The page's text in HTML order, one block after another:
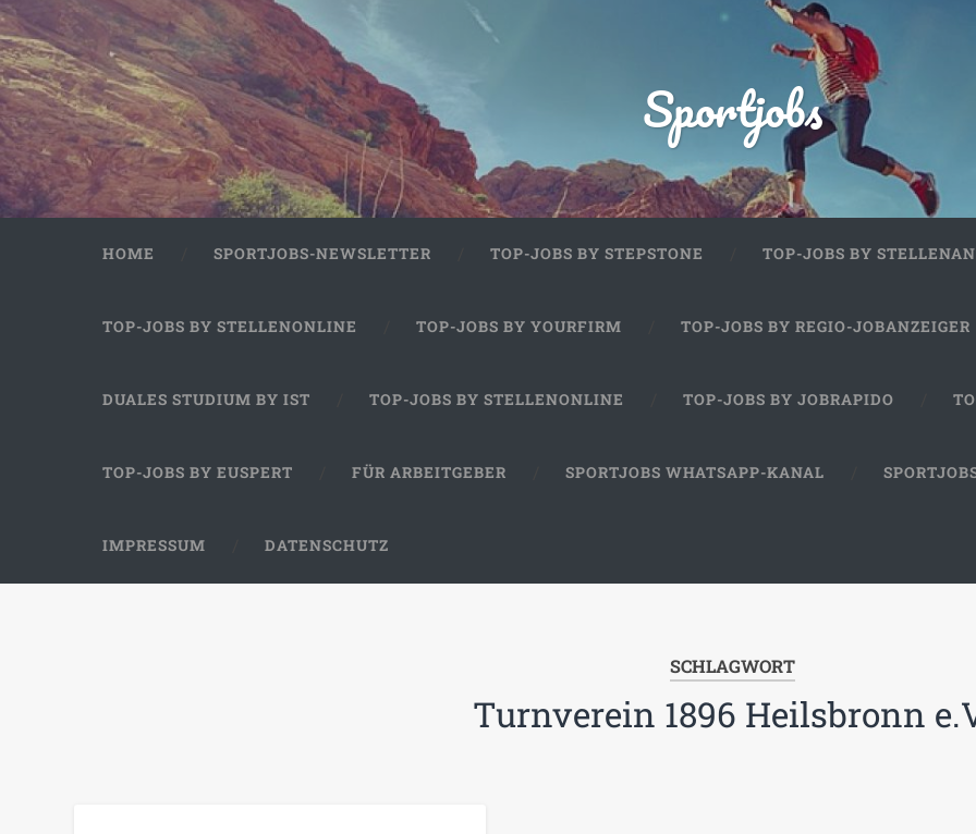
Sportjobs
HOME SPORTJOBS-NEWSLETTER TOP-JOBS BY STEPSTONE TOP-JOBS BY
TOP-JOBS BY STELLENONLINE TOP-JOBS BY YOURFIRM TOP-JOBS BY REGIO-JOBANZEIGER
DUALES STUDIUM BY IST TOP-JOBS BY STELLENONLINE TOP-JOBS BY JOBRAPIDO
TOP-JOBS BY EUSPERT FÜR ARBEITGEBER SPORTJOBS WHATSAPP-KANAL
IMPRESSUM DATENSCHUTZ
SCHLAGWORT
Turnverein 1896 Heilsbronn